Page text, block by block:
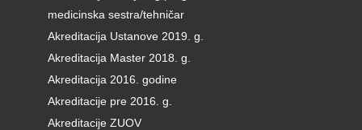
medicinska sestra/tehničar
Akreditacija Ustanove 2019. g.
Akreditacija Master 2018. g.
Akreditacija 2016. godine
Akreditacije pre 2016. g.
Akreditacije ZUOV